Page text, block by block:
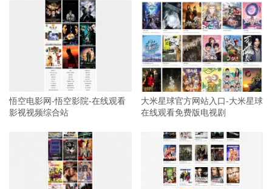
悟空电影网-悟空影院-在线观看
影视视频综合站
大米星球官方网站入口-大米星球
在线观看免费版电视剧